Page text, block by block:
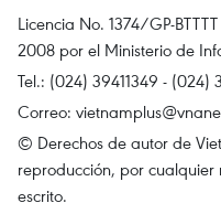
Licencia No. 1374/GP-
2008 por el Ministerio de
Tel.: (024) 39411349 - (024)
Correo:
© Derechos de autor de
reproducción, por
escrito.